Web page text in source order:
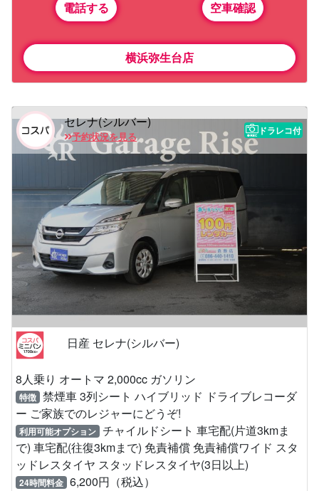
電話する 空車確認
横浜弥生台店
セレナ(シルバー)
予約状況を見る
ドラレコ付
日産 セレナ(シルバー)
8人乗り オートマ 2,000cc ガソリン
特徴 禁煙車 3列シート ハイブリッド ドライブレコーダ
ー ご家族でのレジャーにどうぞ!
利用可能オプション チャイルドシート 車宅配(片道3kmま
で) 車宅配(往復3kmまで) 免責補償 免責補償ワイド スタ
ッドレスタイヤ スタッドレスタイヤ(3日以上)
24時間料金 6,200円（税込）